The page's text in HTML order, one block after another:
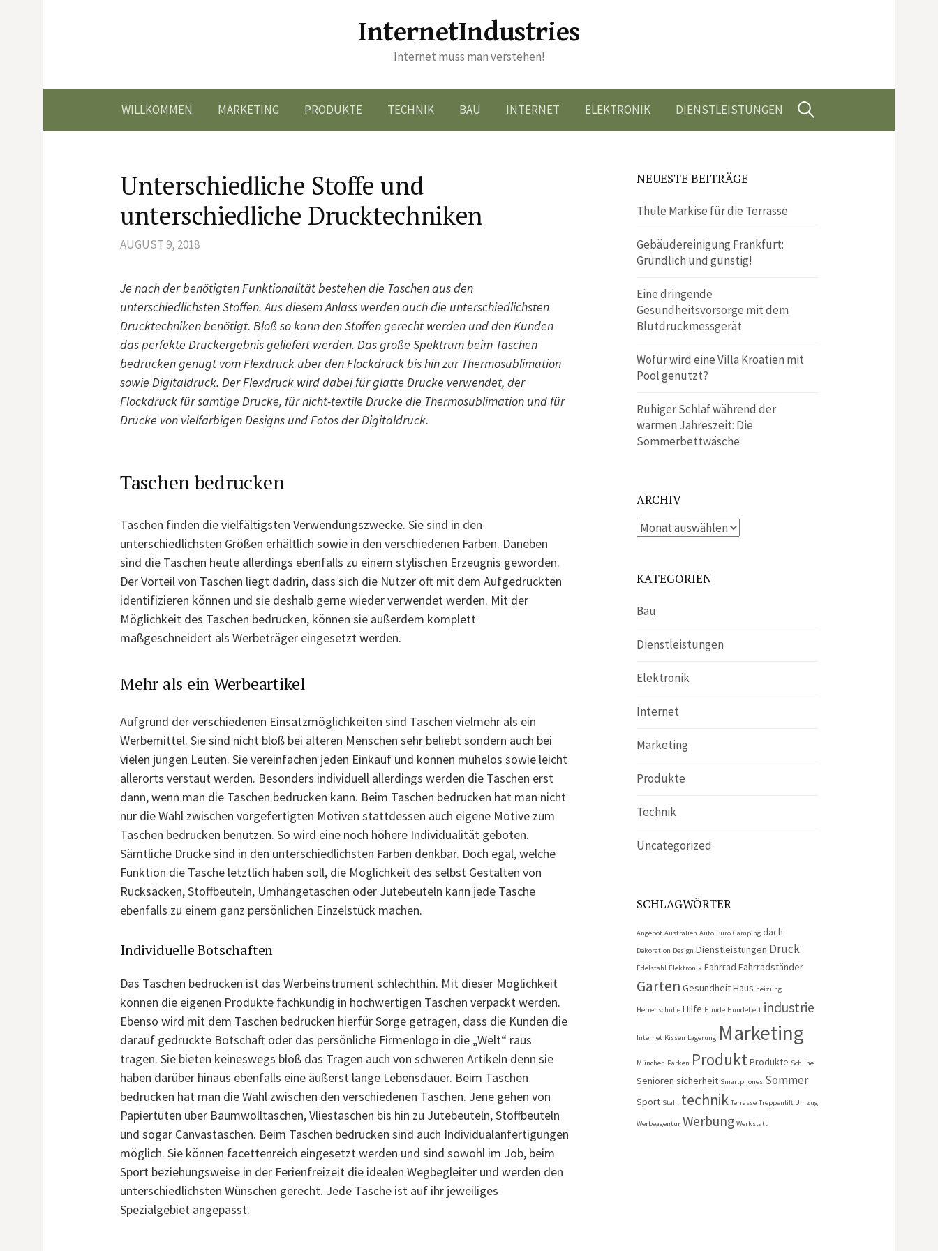
InternetIndustries
Internet muss man verstehen!
WILLKOMMEN MARKETING PRODUKTE TECHNIK BAU INTERNET ELEKTRONIK DIENSTLEISTUNGEN Suchen
Unterschiedliche Stoffe und
unterschiedliche Drucktechniken
AUGUST 9, 2018
Je nach der benötigten Funktionalität bestehen die Taschen aus den
unterschiedlichsten Stoffen. Aus diesem Anlass werden auch die unterschiedlichsten
Drucktechniken benötigt. Bloß so kann den Stoffen gerecht werden und den Kunden
das perfekte Druckergebnis geliefert werden. Das große Spektrum beim Taschen
bedrucken genügt vom Flexdruck über den Flockdruck bis hin zur Thermosublimation
sowie Digitaldruck. Der Flexdruck wird dabei für glatte Drucke verwendet, der
Flockdruck für samtige Drucke, für nicht-textile Drucke die Thermosublimation und für
Drucke von vielfarbigen Designs und Fotos der Digitaldruck.
Taschen bedrucken
Taschen finden die vielfältigsten Verwendungszwecke. Sie sind in den
unterschiedlichsten Größen erhältlich sowie in den verschiedenen Farben. Daneben
sind die Taschen heute allerdings ebenfalls zu einem stylischen Erzeugnis geworden.
Der Vorteil von Taschen liegt dadrin, dass sich die Nutzer oft mit dem Aufgedruckten
identifizieren können und sie deshalb gerne wieder verwendet werden. Mit der
Möglichkeit des Taschen bedrucken, können sie außerdem komplett
maßgeschneidert als Werbeträger eingesetzt werden.
Mehr als ein Werbeartikel
Aufgrund der verschiedenen Einsatzmöglichkeiten sind Taschen vielmehr als ein
Werbemittel. Sie sind nicht bloß bei älteren Menschen sehr beliebt sondern auch bei
vielen jungen Leuten. Sie vereinfachen jeden Einkauf und können mühelos sowie leicht
allerorts verstaut werden. Besonders individuell allerdings werden die Taschen erst
dann, wenn man die Taschen bedrucken kann. Beim Taschen bedrucken hat man nicht
nur die Wahl zwischen vorgefertigten Motiven stattdessen auch eigene Motive zum
Taschen bedrucken benutzen. So wird eine noch höhere Individualität geboten.
Sämtliche Drucke sind in den unterschiedlichsten Farben denkbar. Doch egal, welche
Funktion die Tasche letztlich haben soll, die Möglichkeit des selbst Gestalten von
Rucksäcken, Stoffbeuteln, Umhängetaschen oder Jutebeuteln kann jede Tasche
ebenfalls zu einem ganz persönlichen Einzelstück machen.
Individuelle Botschaften
Das Taschen bedrucken ist das Werbeinstrument schlechthin. Mit dieser Möglichkeit
können die eigenen Produkte fachkundig in hochwertigen Taschen verpackt werden.
Ebenso wird mit dem Taschen bedrucken hierfür Sorge getragen, dass die Kunden die
darauf gedruckte Botschaft oder das persönliche Firmenlogo in die „Welt“ raus
tragen. Sie bieten keineswegs bloß das Tragen auch von schweren Artikeln denn sie
haben darüber hinaus ebenfalls eine äußerst lange Lebensdauer. Beim Taschen
bedrucken hat man die Wahl zwischen den verschiedenen Taschen. Jene gehen von
Papiertüten über Baumwolltaschen, Vliestaschen bis hin zu Jutebeuteln, Stoffbeuteln
und sogar Canvastaschen. Beim Taschen bedrucken sind auch Individualanfertigungen
möglich. Sie können facettenreich eingesetzt werden und sind sowohl im Job, beim
Sport beziehungsweise in der Ferienfreizeit die idealen Wegbegleiter und werden den
unterschiedlichsten Wünschen gerecht. Jede Tasche ist auf ihr jeweiliges
Spezialgebiet angepasst.
NEUESTE BEITRÄGE
Thule Markise für die Terrasse
Gebäudereinigung Frankfurt:
Gründlich und günstig!
Eine dringende
Gesundheitsvorsorge mit dem
Blutdruckmessgerät
Wofür wird eine Villa Kroatien mit
Pool genutzt?
Ruhiger Schlaf während der
warmen Jahreszeit: Die
Sommerbettwäsche
ARCHIV
Archiv
KATEGORIEN
Bau
Dienstleistungen
Elektronik
Internet
Marketing
Produkte
Technik
Uncategorized
SCHLAGWÖRTER
Angebot Australien Auto Büro Camping dach
Dekoration Design Dienstleistungen Druck
Edelstahl Elektronik Fahrrad Fahrradständer
Garten GesundheitHaus heizung
Herrenschuhe Hilfe Hunde Hundebett industrie
Internet Kissen Lagerung Marketing
München Parken ProduktProdukte Schuhe
Senioren sicherheit Smartphones Sommer
Sport Stahl technik Terrasse Treppenlift Umzug
Werbeagentur Werbung Werkstatt